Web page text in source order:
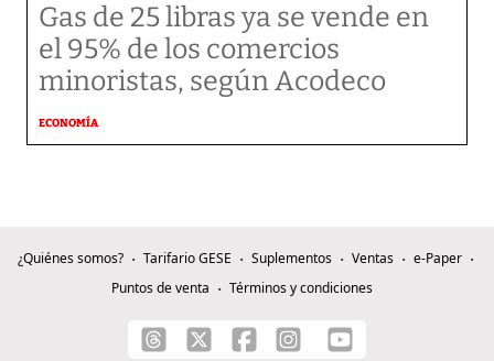
Gas de 25 libras ya se vende en
el 95% de los comercios
minoristas, según Acodeco
ECONOMÍA
¿Quiénes somos? Tarifario GESE Suplementos Ventas
e-Paper
Puntos de venta
Términos y condiciones